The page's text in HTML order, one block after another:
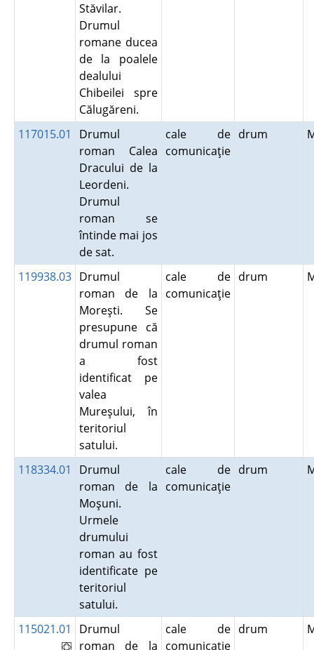
Stăvilar.
Drumul
romane ducea
de la poalele
dealului
Chibeilei spre
Călugăreni.
117015.01
Drumul
roman Calea
Dracului de la
Leordeni.
Drumul
roman se
întinde mai jos
de sat.
cale de
comunicaţie
drum
119938.03 Drumul
roman de la
Moreşti. Se
presupune că
drumul roman
a fost
identificat pe
valea
Mureşului, în
teritoriul
satului.
cale de
comunicaţie
drum
118334.01
Drumul
roman de la
Moşuni.
Urmele
drumului
roman au fost
identificate pe
teritoriul
satului.
cale de
comunicaţie
drum
115021.01
Drumul
roman de la
cale de
comunicaţie
drum